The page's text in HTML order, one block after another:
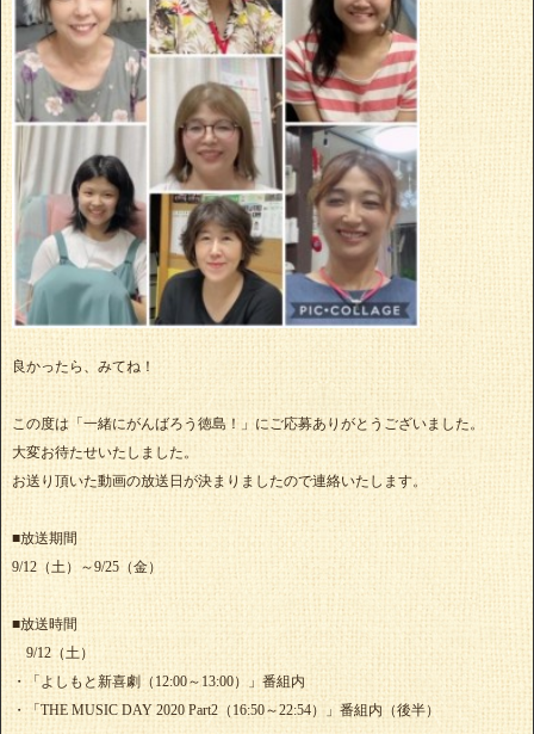
良かったら、みてね！
この度は「一緒にがんばろう徳島！」にご応募ありがとうございました。
大変お待たせいたしました。
お送り頂いた動画の放送日が決まりましたので連絡いたします。
■放送期間
9/12（土）～9/25（金）
■放送時間
9/12（土）
・「よしもと新喜劇（12:00～13:00）」番組内
・「THE MUSIC DAY 2020 Part2（16:50～22:54）」番組内（後半）